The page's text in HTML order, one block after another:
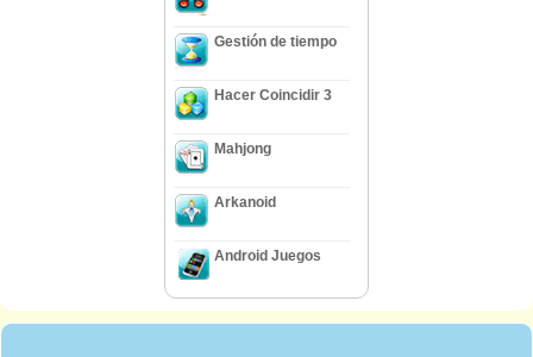
Gestión de tiempo
Hacer Coincidir 3
Mahjong
Arkanoid
Android Juegos